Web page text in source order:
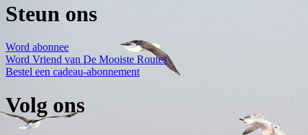
Steun ons
Word abonnee
Word Vriend van De Mooiste Routes
Bestel een cadeau-abonnement
Volg ons